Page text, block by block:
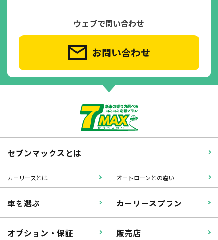
ウェブで問い合わせ
お問い合わせ
セブンマックスとは
カーリースとは オートローンとの違い
車を選ぶ カーリースプラン
オプション・保証 販売店